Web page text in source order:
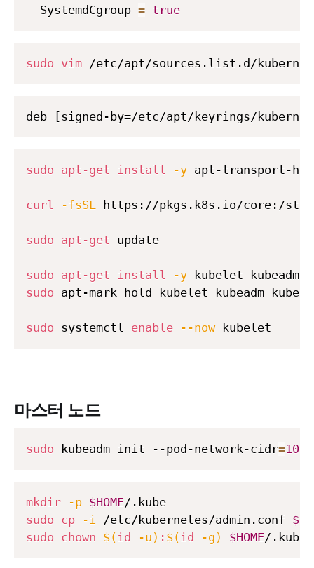
  SystemdCgroup
= true
sudo vim /etc/apt/sources.list.d/
sudo apt-get install -y apt-transport-
curl -fsSL https://pkgs.k8s.io/core:/
sudo apt-get update
sudo apt-get install
-y
sudo apt-mark hold kubelet kubeadm
sudo systemctl enable --now
마스터 노드
sudo kubeadm init --pod-network-cidr=
mkdir -p $HOME
sudo cp -i /etc/kubernetes/admin.conf
sudo chown $(id -u ) : $(id -g ) $HOME/